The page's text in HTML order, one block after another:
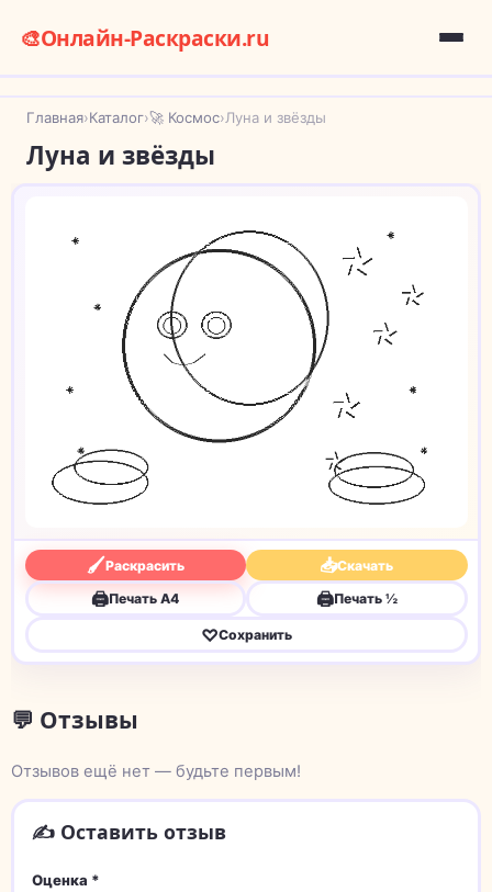
🎨Онлайн-Раскраски.ru
Главная›Каталог›🚀 Космос›Луна и звёзды
Луна и звёзды
🖌Раскрасить 📥Скачать
🖨Печать A4 🖨Печать ½
♡Сохранить
💬 Отзывы
Отзывов ещё нет — будьте первым!
✍️ Оставить отзыв
Оценка *